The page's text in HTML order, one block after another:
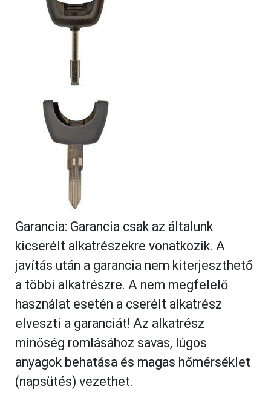
Garancia: Garancia csak az általunk
kicserélt alkatrészekre vonatkozik. A
javítás után a garancia nem kiterjeszthető
a többi alkatrészre. A nem megfelelő
használat esetén a cserélt alkatrész
elveszti a garanciát! Az alkatrész
minőség romlásához savas, lúgos
anyagok behatása és magas hőmérséklet
(napsütés) vezethet.